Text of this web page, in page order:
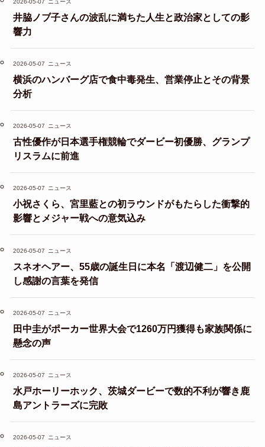
井脇ノブ子さんの波乱に満ちた人生と政治家としての影
響力
2026-05-07 ニュース
横浜のハンバーグ店で食中毒発生、営業停止とその背景
分析
2026-05-07 ニュース
古性優作が日本選手権競輪でダービー初優勝、グランプ
リスラムに前進
2026-05-07 ニュース
小祝さくら、宮里藍との初ラウンドがもたらした衝撃的
影響とメジャー戦への意気込み
2026-05-07 ニュース
スネオヘアー、55歳の誕生日に本名「渡辺健二」を公開
し感謝の言葉を発信
2026-05-07 ニュース
田中圭がポーカー世界大会で1260万円獲得も家族関係に
懸念の声
2026-05-07 ニュース
水戸ホーリーホック、茨城ダービーで数的不利が響き鹿
島アントラーズに完敗
2026-05-07 ニュース